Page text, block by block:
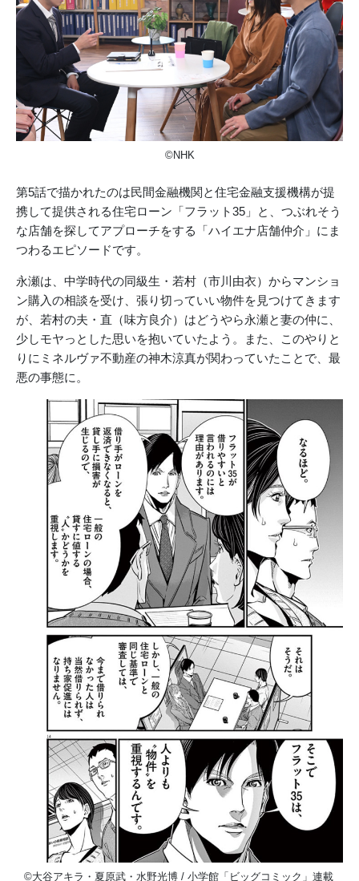
©NHK
第5話で描かれたのは民間金融機関と住宅金融支援機構が提
携して提供される住宅ローン「フラット35」と、つぶれそう
な店舗を探してアプローチをする「ハイエナ店舗仲介」にま
つわるエピソードです。
永瀬は、中学時代の同級生・若村（市川由衣）からマンショ
ン購入の相談を受け、張り切っていい物件を見つけてきます
が、若村の夫・直（味方良介）はどうやら永瀬と妻の仲に、
少しモヤっとした思いを抱いていたよう。また、このやりと
りにミネルヴァ不動産の神木涼真が関わっていたことで、最
悪の事態に。
©大谷アキラ・夏原武・水野光博 / 小学館「ビッグコミック」連載